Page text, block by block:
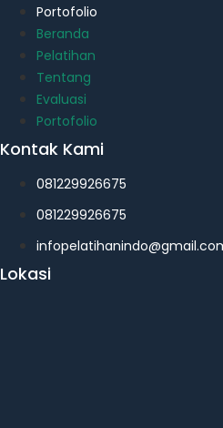
Portofolio
Beranda
Pelatihan
Tentang
Evaluasi
Portofolio
Kontak Kami
081229926675
081229926675
Lokasi